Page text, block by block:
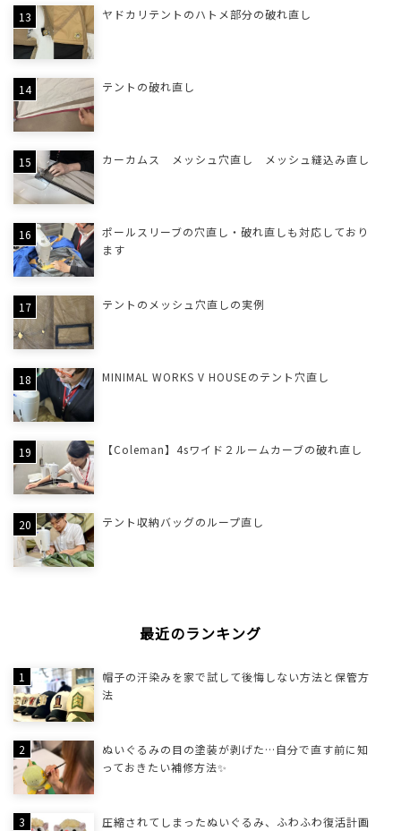
ヤドカリテントのハトメ部分の破れ直し
テントの破れ直し
カーカムス メッシュ穴直し メッシュ縫込み直し
ポールスリーブの穴直し・破れ直しも対応しており
ます
テントのメッシュ穴直しの実例
MINIMAL WORKS V HOUSEのテント穴直し
【Coleman】4sワイド２ルームカーブの破れ直し
テント収納バッグのループ直し
最近のランキング
帽子の汗染みを家で試して後悔しない方法と保管方
法
ぬいぐるみの目の塗装が剥げた…自分で直す前に知
っておきたい補修方法✨
圧縮されてしまったぬいぐるみ、ふわふわ復活計画